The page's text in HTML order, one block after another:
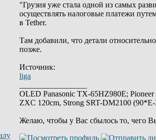
"Грузия уже стала одной из самых
осуществлять налоговые платежи
в Tether.
Там добавили, что детали
позже.
Источник:
liga
OLED Panasonic TX-65HZ980E;
ZXC 120cm, Strong SRT-DM2100
Желаю, чтобы у Вас сбылось то, чего